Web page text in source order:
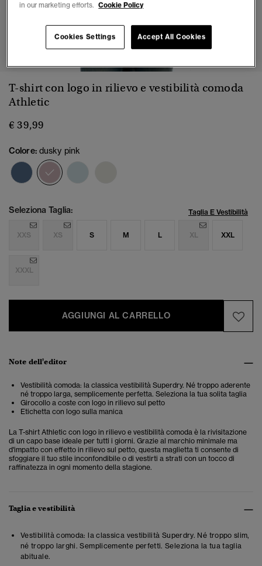
1 2 4 5 6
T-shirt con logo in rilievo e vestibilità comoda
Athletic
€ 39,99
Colore: dusky pink
selezionato
Seleziona Taglia: Taglia E Vestibilità
XXS XS S M L XL XXL
XXXL
AGGIUNGI AL CARRELLO
Note dell'editor
Vestibilità comoda: la classica vestibilità Superdry. Né troppo aderente
né troppo larga, semplicemente perfetta. Seleziona la tua solita taglia
Girocollo a coste con logo in rilievo sul petto
Etichetta con logo sulla manica
La T-shirt Athletic con logo in rilievo e vestibilità comoda è la rivisitazione
di un capo base ideale per tutti i giorni. Grazie al marchio minimale ma
d'impatto con effetto in rilievo sul petto, questa maglietta ti consente di
sfoggiare il tuo stile inconfondibile o di vestirti a strati con un tocco di
raffinatezza in ogni momento della stagione.
Taglia e vestibilità
Vestibilità comoda: la classica vestibilità Superdry. Né troppo slim,
né troppo larghi. Semplicemente perfetti. Seleziona la tua taglia
abituale.
in our marketing efforts. Cookie Policy
Cookies Settings Accept All Cookies